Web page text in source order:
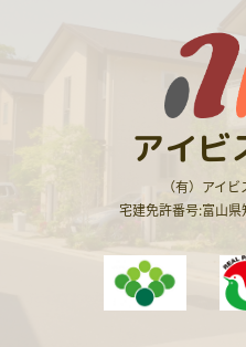
アイビ
（有）アイ
宅建免許番号:富山